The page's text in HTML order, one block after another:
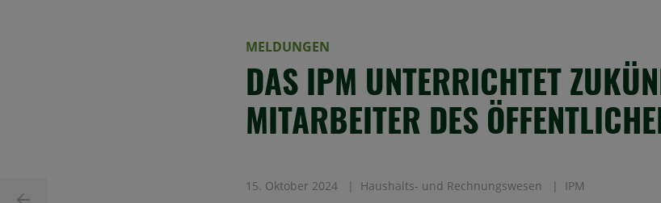
MELDUNGEN
DAS IPM UNTERRICHTET
MITARBEITER DES
15. Oktober 2024 Haushalts- und Rechnungswesen IPM